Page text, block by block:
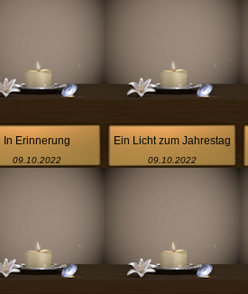
In Erinnerung
09.10.2022
Ein Licht zum Jahrestag
09.10.2022